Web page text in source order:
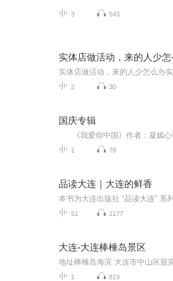
3 543
实体店做活动，来的人少
2 30
国庆专辑
1 78
品读大连｜大连的鲜香
51 1177
大连-大连棒棰岛景区
1 819